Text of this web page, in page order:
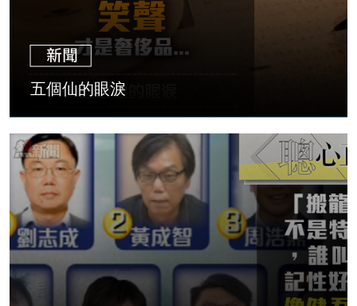
五個仙的眼淚